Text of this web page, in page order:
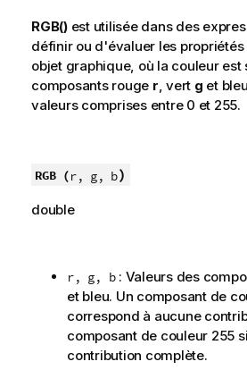
RGB()est utilisée dans des
définir ou d'évaluer les
objet graphique, où la couleur
composants rouge r, vert g et bleu
valeurs comprises entre 0 et 255.
RGB (r, g, b)
double
r, g, b: Valeurs des
et bleu. Un composant de
correspond à aucune
composant de couleur 255
contribution complète.